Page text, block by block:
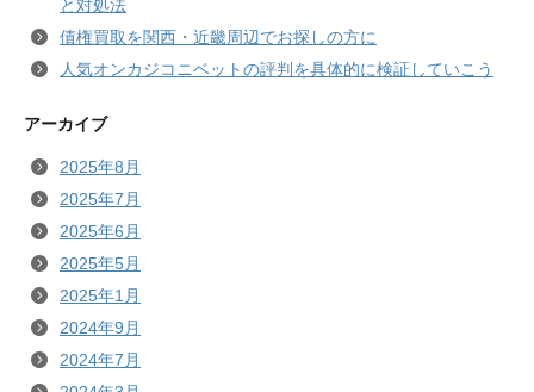
と対処法
債権買取を関西・近畿周辺でお探しの方に
人気オンカジコニベットの評判を具体的に検証していこう
アーカイブ
2025年8月
2025年7月
2025年6月
2025年5月
2025年1月
2024年9月
2024年7月